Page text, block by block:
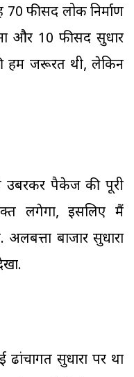
फीसद लोक निर्माण
और 10 फीसद सुधार
हमें जरूरत थी, लेकिन
उबरकर पैकेज की पूरी
लगेगा, इसलिए मैं
बाजार सुधारों
सुधारों पर था